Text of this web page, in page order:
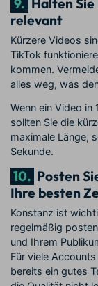
relevant
Kürzere Videos
TikTok
kommen.
alles weg, was
Wenn ein Video in
sollten Sie die
maximale Länge,
Sekunde.
10. Posten
Ihre besten
Konstanz ist
regelmäßig
und Ihrem
Für viele
bereits ein gutes